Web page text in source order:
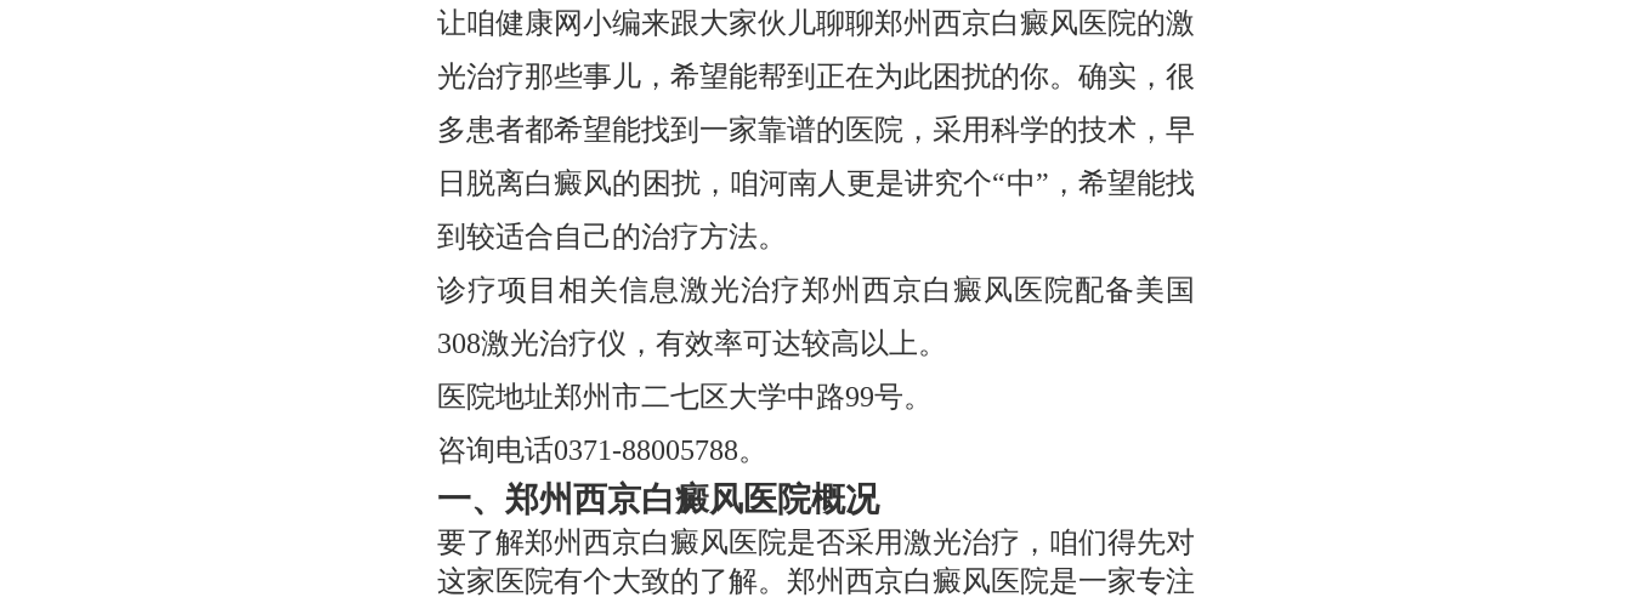
让咱健康网小编来跟大家伙儿聊聊郑州西京白癜风医院的激
光治疗那些事儿，希望能帮到正在为此困扰的你。确实，很
多患者都希望能找到一家靠谱的医院，采用科学的技术，早
日脱离白癜风的困扰，咱河南人更是讲究个“中”，希望能找
到较适合自己的治疗方法。
诊疗项目相关信息激光治疗郑州西京白癜风医院配备美国
308激光治疗仪，有效率可达较高以上。
医院地址郑州市二七区大学中路99号。
咨询电话0371-88005788。
一、郑州西京白癜风医院概况
要了解郑州西京白癜风医院是否采用激光治疗，咱们得先对
这家医院有个大致的了解。郑州西京白癜风医院是一家专注